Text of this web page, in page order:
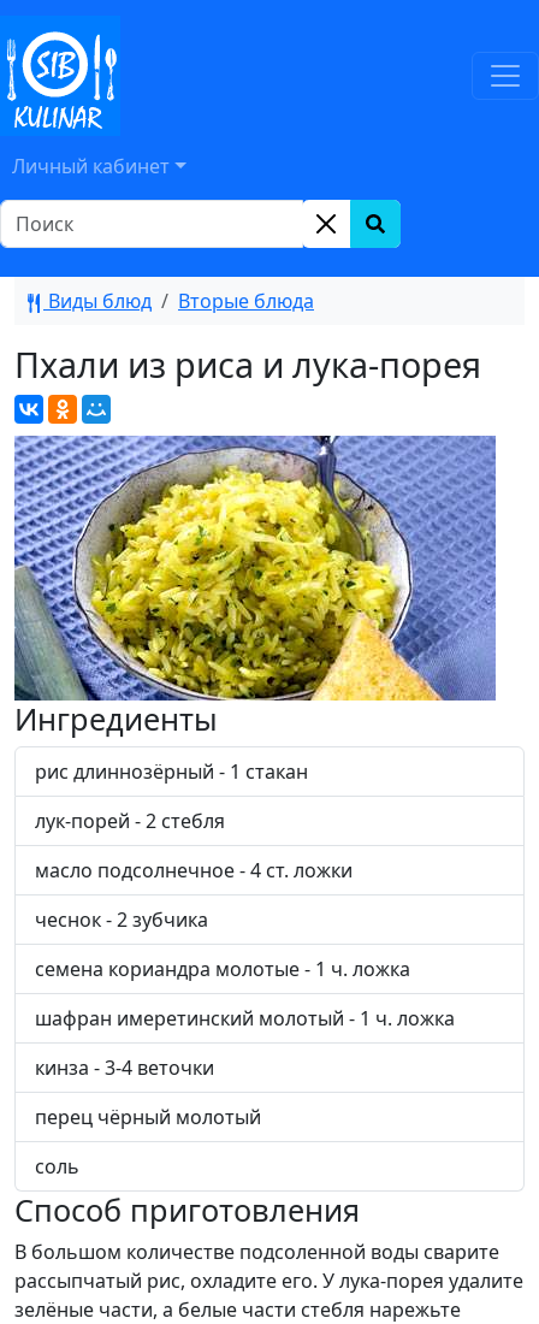
Личный кабинет
Виды блюд Вторые блюда
Пхали из риса и лука-порея
Ингредиенты
рис длиннозёрный - 1 стакан
лук-порей - 2 стебля
масло подсолнечное - 4 ст. ложки
чеснок - 2 зубчика
семена кориандра молотые - 1 ч. ложка
шафран имеретинский молотый - 1 ч. ложка
кинза - 3-4 веточки
перец чёрный молотый
соль
Способ приготовления
В большом количестве подсоленной воды сварите
рассыпчатый рис, охладите его. У лука-порея удалите
зелёные части, а белые части стебля нарежьте